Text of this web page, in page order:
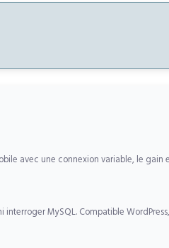
avec une connexion variable, le
interroger MySQL. Compatible